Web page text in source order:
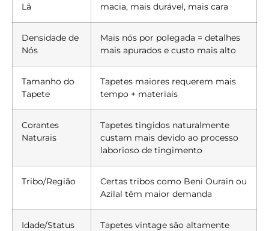
Lã
macia, mais durável, mais cara
Densidade de
Nós
Mais nós por polegada = detalhes
mais apurados e custo mais alto
Tamanho do
Tapete
Tapetes maiores requerem mais
tempo + materiais
Corantes
Naturais
Tapetes tingidos naturalmente
custam mais devido ao processo
laborioso de tingimento
Tribo/Região
Certas tribos como Beni Ourain ou
Azilal têm maior demanda
Idade/Status
Tapetes vintage são altamente